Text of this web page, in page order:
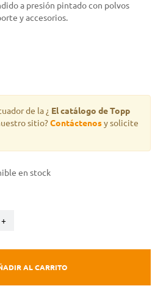
a presión pintado con polvos
y accesorios.
de la ¿ El catálogo de Topp
sitio?Contáctenosy solicite
en stock
+
AL CARRITO